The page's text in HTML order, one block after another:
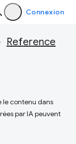
Connexion
Reference
le contenu dans
par IA peuvent